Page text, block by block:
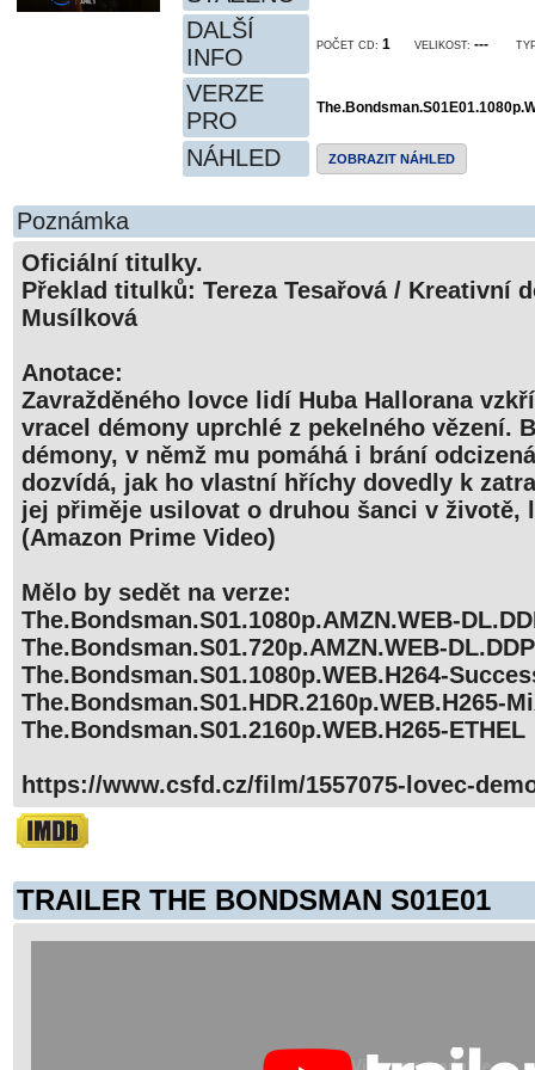
DALŠÍ
INFO
POČET CD: 1 VELIKOST: ---
VERZE
PRO
NÁHLED ZOBRAZIT NÁHLED
Poznámka
Oficiální titulky.
Překlad titulků: Tereza Tesařová / Kreativní
Musílková
Anotace:
Zavražděného lovce lidí Huba Hallorana
vracel démony uprchlé z pekelného vězení.
démony, v němž mu pomáhá i brání
dozvídá, jak ho vlastní hříchy dovedly k
jej přiměje usilovat o druhou šanci v životě,
(Amazon Prime Video)
Mělo by sedět na verze:
The.Bondsman.S01.1080p.AMZN.WEB-
The.Bondsman.S01.720p.AMZN.WEB-
The.Bondsman.S01.1080p.WEB.H264-
The.Bondsman.S01.HDR.2160p.WEB.H265-
The.Bondsman.S01.2160p.WEB.H265-ETHEL
https://www.csfd.cz/film/1557075-lovec-
TRAILER THE BONDSMAN S01E01